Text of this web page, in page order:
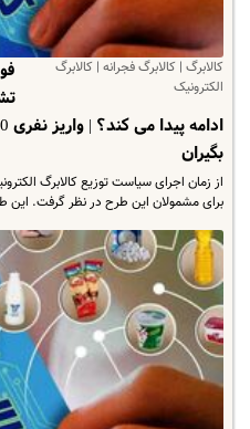
کالابرگ | کالابرگ فجرانه | کالابرگ
الکترونیک
بگیران
از زمان اجرای سیاست توزیع کالابرگ
برای مشمولان این طرح در نظر گرفت. این